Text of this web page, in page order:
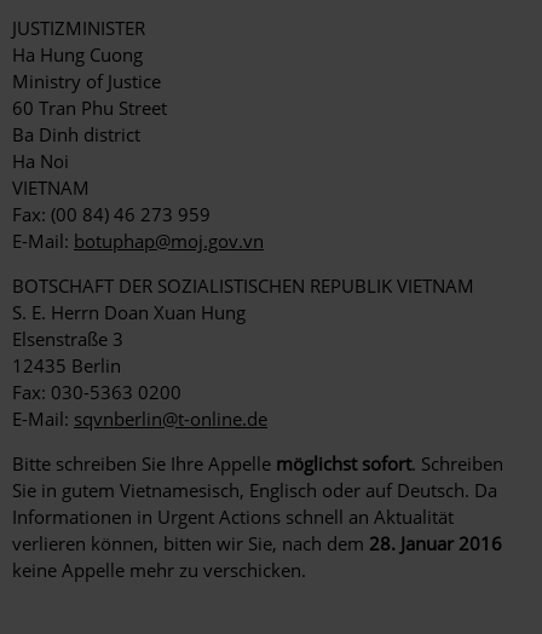
JUSTIZMINISTER
Ha Hung Cuong
Ministry of Justice
60 Tran Phu Street
Ba Dinh district
Ha Noi
VIETNAM
Fax: (00 84) 46 273 959
E-Mail: botuphap@moj.gov.vn
BOTSCHAFT DER SOZIALISTISCHEN REPUBLIK VIETNAM
S. E. Herrn Doan Xuan Hung
Elsenstraße 3
12435 Berlin
Fax: 030-5363 0200
E-Mail: sqvnberlin@t-online.de
Bitte schreiben Sie Ihre Appelle möglichst sofort. Schreiben
Sie in gutem Vietnamesisch, Englisch oder auf Deutsch. Da
Informationen in Urgent Actions schnell an Aktualität
verlieren können, bitten wir Sie, nach dem 28. Januar 2016
keine Appelle mehr zu verschicken.